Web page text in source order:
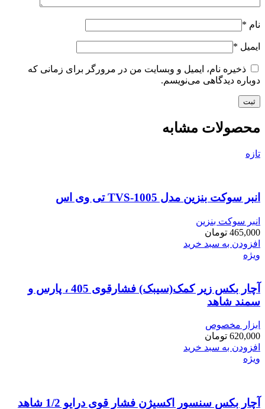
نام *
ایمیل *
ذخیره نام، ایمیل و وبسایت من در مرورگر برای زمانی که
دوباره دیدگاهی می‌نویسم.
محصولات مشابه
تازه
انبر سوکت بنزین مدل TVS-1005 تی وی اس
انبر سوکت بنزین
465,000 تومان
افزودن به سبد خرید
ویژه
آچار بکس زیر کمک(سیبک) فشارقوی 405 ، پارس و
سمند شاهد
ابزار مخصوص
620,000 تومان
افزودن به سبد خرید
ویژه
آچار بکس سنسور اکسیژن فشار قوی درایو 1/2 شاهد